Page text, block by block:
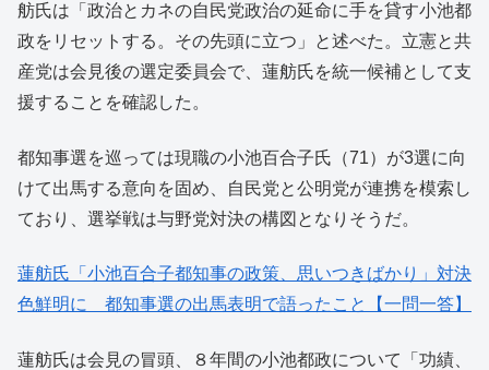
舫氏は「政治とカネの自民党政治の延命に手を貸す小池都
政をリセットする。その先頭に立つ」と述べた。立憲と共
産党は会見後の選定委員会で、蓮舫氏を統一候補として支
援することを確認した。
都知事選を巡っては現職の小池百合子氏（71）が3選に向
けて出馬する意向を固め、自民党と公明党が連携を模索し
ており、選挙戦は与野党対決の構図となりそうだ。
蓮舫氏「小池百合子都知事の政策、思いつきばかり」対決
色鮮明に 都知事選の出馬表明で語ったこと【一問一答】
蓮舫氏は会見の冒頭、８年間の小池都政について「功績、